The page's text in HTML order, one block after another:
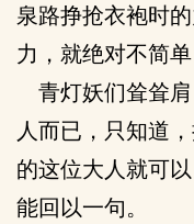
泉路挣抢衣袍时
力，就绝对不简单
青灯妖们耸耸肩
人而已，只知道
的这位大人就可
能回以一句。